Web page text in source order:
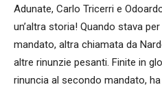
Adunate, Carlo Tricerri e
un’altra storia! Quando stava
mandato, altra chiamata da
altre rinunzie pesanti. Finite in
rinuncia al secondo mandato,